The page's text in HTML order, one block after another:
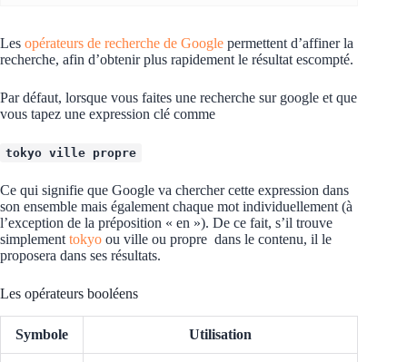
Les opérateurs de recherche de Google permettent d’affiner la
recherche, afin d’obtenir plus rapidement le résultat escompté.
Par défaut, lorsque vous faites une recherche sur google et que
vous tapez une expression clé comme
tokyo ville propre
Ce qui signifie que Google va chercher cette expression dans
son ensemble mais également chaque mot individuellement (à
l’exception de la préposition « en »). De ce fait, s’il trouve
simplement tokyo ou ville ou propre dans le contenu, il le
proposera dans ses résultats.
Les opérateurs booléens
Symbole Utilisation